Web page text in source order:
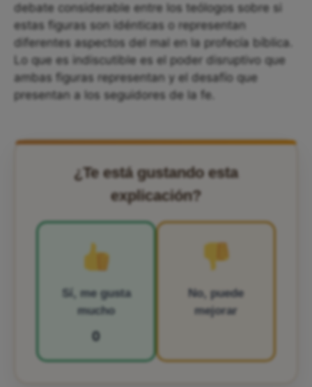
debate considerable entre los teólogos sobre si
estas figuras son idénticas o representan
diferentes aspectos del mal en la profecía bíblica.
Lo que es indiscutible es el poder disruptivo que
ambas figuras representan y el desafío que
presentan a los seguidores de la fe.
¿Te está gustando esta
explicación?
Sí, me gusta
mucho
0
No, puede
mejorar